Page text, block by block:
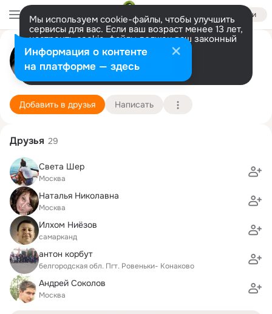
Войти
Мы используем cookie-файлы, чтобы улучшить
сервисы для вас. Если ваш возраст менее 13 лет,
настроить cookie-файлы должен ваш законный
представитель. Больше информации
Разрешить все Настроить
M@ryashka F H M Филатова
Москва
5 марта (37 лет)
1881 центр образования Подробнее
Добавить в друзья Написать
Друзья 29
Света Шер
Москва
Наталья Николавна
Москва
Илхом Ниёзов
самарканд
антон корбут
белгородская обл. Пгт. Ровеньки- Конаково
Андрей Соколов
Москва
Информация о контенте
на платформе — здесь